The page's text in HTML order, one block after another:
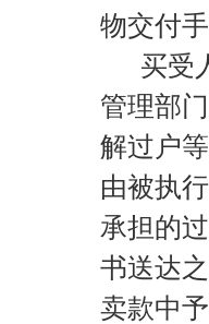
物交付
买受
管理部
解过户
由被执
承担的
书送达
卖款中